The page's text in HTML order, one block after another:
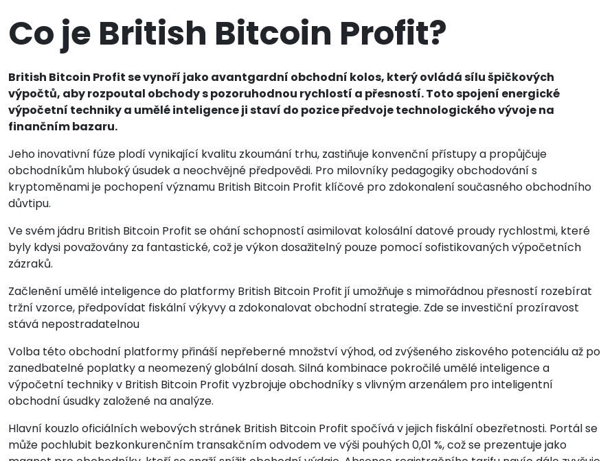
Co je British Bitcoin Profit?
British Bitcoin Profit se vynoří jako avantgardní obchodní kolos, který ovládá sílu špičkových
výpočtů, aby rozpoutal obchody s pozoruhodnou rychlostí a přesností. Toto spojení energické
výpočetní techniky a umělé inteligence ji staví do pozice předvoje technologického vývoje na
finančním bazaru.
Jeho inovativní fúze plodí vynikající kvalitu zkoumání trhu, zastiňuje konvenční přístupy a propůjčuje
obchodníkům hluboký úsudek a neochvějné předpovědi. Pro milovníky pedagogiky obchodování s
kryptoměnami je pochopení významu British Bitcoin Profit klíčové pro zdokonalení současného obchodního
důvtipu.
Ve svém jádru British Bitcoin Profit se ohání schopností asimilovat kolosální datové proudy rychlostmi, které
byly kdysi považovány za fantastické, což je výkon dosažitelný pouze pomocí sofistikovaných výpočetních
zázraků.
Začlenění umělé inteligence do platformy British Bitcoin Profit jí umožňuje s mimořádnou přesností rozebírat
tržní vzorce, předpovídat fiskální výkyvy a zdokonalovat obchodní strategie. Zde se investiční prozíravost
stává nepostradatelnou
Volba této obchodní platformy přináší nepřeberné množství výhod, od zvýšeného ziskového potenciálu až po
zanedbatelné poplatky a neomezený globální dosah. Silná kombinace pokročilé umělé inteligence a
výpočetní techniky v British Bitcoin Profit vyzbrojuje obchodníky s vlivným arzenálem pro inteligentní
obchodní úsudky založené na analýze.
Hlavní kouzlo oficiálních webových stránek British Bitcoin Profit spočívá v jejich fiskální obezřetnosti. Portál se
může pochlubit bezkonkurenčním transakčním odvodem ve výši pouhých 0,01 %, což se prezentuje jako